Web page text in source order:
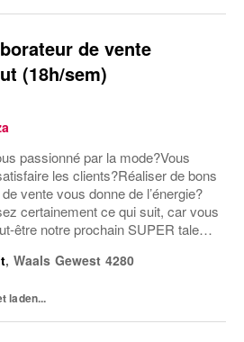
de vente
(18h/sem)
passionné par la mode?Vous
les clients?Réaliser de bons
vente vous donne de l’énergie?
certainement ce qui suit, car vous
être notre prochain SUPER talent
Sales Advisor: Vous adorez...
, Waals Gewest 4280
laden...